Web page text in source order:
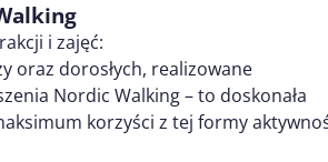
i zajęć:
oraz dorosłych, realizowane
Nordic Walking – to doskonała
korzyści z tej formy